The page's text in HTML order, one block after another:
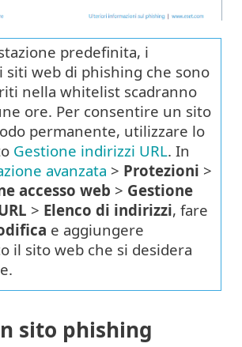
predefinita, i
siti web di phishing che sono
nella whitelist scadranno
ore. Per consentire un sito
permanente, utilizzare lo
Gestione indirizzi URL. In
avanzata > Protezioni >
accesso web > Gestione
> Elenco di indirizzi, fare
e aggiungere
il sito web che si desidera
sito phishing